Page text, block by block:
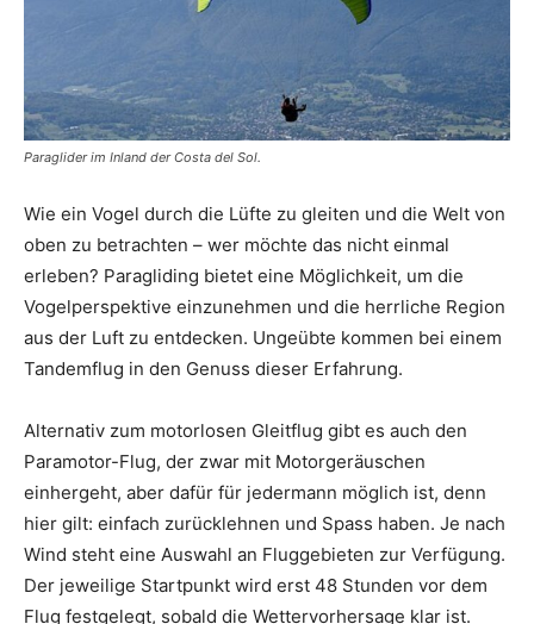
Paraglider im Inland der Costa del Sol.
Wie ein Vogel durch die Lüfte zu gleiten und die Welt von
oben zu betrachten – wer möchte das nicht einmal
erleben? Paragliding bietet eine Möglichkeit, um die
Vogelperspektive einzunehmen und die herrliche Region
aus der Luft zu entdecken. Ungeübte kommen bei einem
Tandemflug in den Genuss dieser Erfahrung.
Alternativ zum motorlosen Gleitflug gibt es auch den
Paramotor-Flug, der zwar mit Motorgeräuschen
einhergeht, aber dafür für jedermann möglich ist, denn
hier gilt: einfach zurücklehnen und Spass haben. Je nach
Wind steht eine Auswahl an Fluggebieten zur Verfügung.
Der jeweilige Startpunkt wird erst 48 Stunden vor dem
Flug festgelegt, sobald die Wettervorhersage klar ist.